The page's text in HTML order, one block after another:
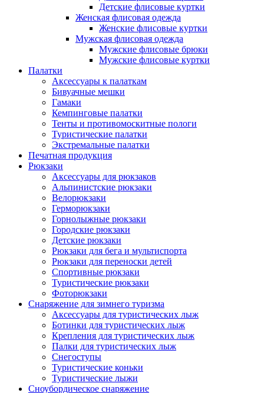
Детские флисовые куртки
Женская флисовая одежда
Женские флисовые куртки
Мужская флисовая одежда
Мужские флисовые брюки
Мужские флисовые куртки
Палатки
Аксессуары к палаткам
Бивуачные мешки
Гамаки
Кемпинговые палатки
Тенты и противомоскитные пологи
Туристические палатки
Экстремальные палатки
Печатная продукция
Рюкзаки
Аксессуары для рюкзаков
Альпинистские рюкзаки
Велорюкзаки
Герморюкзаки
Горнолыжные рюкзаки
Городские рюкзаки
Детские рюкзаки
Рюкзаки для бега и мультиспорта
Рюкзаки для переноски детей
Спортивные рюкзаки
Туристические рюкзаки
Фоторюкзаки
Снаряжение для зимнего туризма
Аксессуары для туристических лыж
Ботинки для туристических лыж
Крепления для туристических лыж
Палки для туристических лыж
Снегоступы
Туристические коньки
Туристические лыжи
Сноубордическое снаряжение